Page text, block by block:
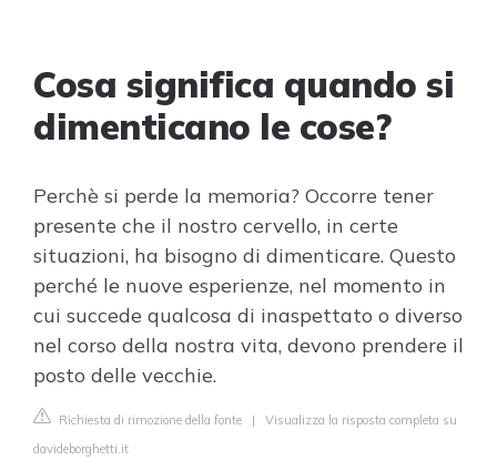
Cosa significa quando si
dimenticano le cose?
Perchè si perde la memoria? Occorre tener
presente che il nostro cervello, in certe
situazioni, ha bisogno di dimenticare. Questo
perché le nuove esperienze, nel momento in
cui succede qualcosa di inaspettato o diverso
nel corso della nostra vita, devono prendere il
posto delle vecchie.
Richiesta di rimozione della fonte | Visualizza la risposta completa su
davideborghetti.it